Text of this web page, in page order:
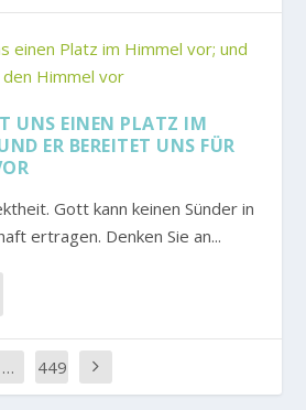
UNS EINEN PLATZ IM
ER BEREITET UNS FÜR
Gott kann keinen Sünder in
ertragen. Denken Sie an...
… 449